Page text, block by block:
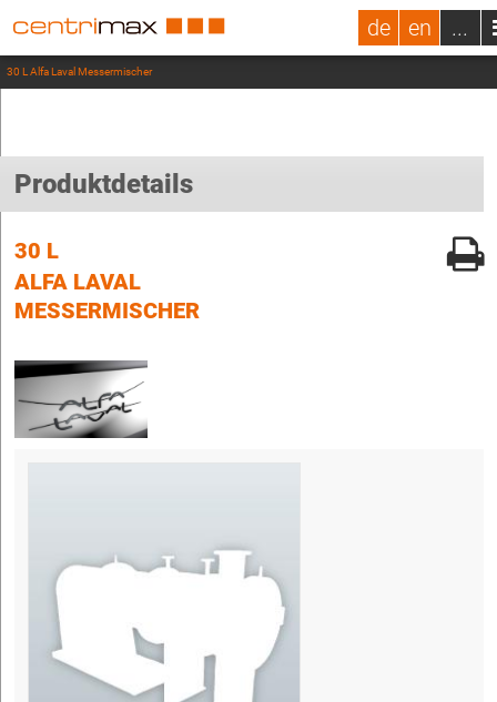
de en ...
30 L Alfa Laval Messermischer
Produktdetails
30 L
ALFA LAVAL
MESSERMISCHER